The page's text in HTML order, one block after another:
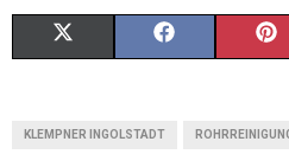
KLEMPNER INGOLSTADT